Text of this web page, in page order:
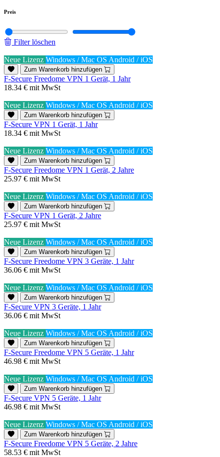
Preis
Filter löschen
Neue Lizenz Windows / Mac OS Android / iOS
Zum Warenkorb hinzufügen
F-Secure Freedome VPN 1 Gerät, 1 Jahr
18.34 € mit MwSt
Neue Lizenz Windows / Mac OS Android / iOS
Zum Warenkorb hinzufügen
F-Secure VPN 1 Gerät, 1 Jahr
18.34 € mit MwSt
Neue Lizenz Windows / Mac OS Android / iOS
Zum Warenkorb hinzufügen
F-Secure Freedome VPN 1 Gerät, 2 Jahre
25.97 € mit MwSt
Neue Lizenz Windows / Mac OS Android / iOS
Zum Warenkorb hinzufügen
F-Secure VPN 1 Gerät, 2 Jahre
25.97 € mit MwSt
Neue Lizenz Windows / Mac OS Android / iOS
Zum Warenkorb hinzufügen
F-Secure Freedome VPN 3 Geräte, 1 Jahr
36.06 € mit MwSt
Neue Lizenz Windows / Mac OS Android / iOS
Zum Warenkorb hinzufügen
F-Secure VPN 3 Geräte, 1 Jahr
36.06 € mit MwSt
Neue Lizenz Windows / Mac OS Android / iOS
Zum Warenkorb hinzufügen
F-Secure Freedome VPN 5 Geräte, 1 Jahr
46.98 € mit MwSt
Neue Lizenz Windows / Mac OS Android / iOS
Zum Warenkorb hinzufügen
F-Secure VPN 5 Geräte, 1 Jahr
46.98 € mit MwSt
Neue Lizenz Windows / Mac OS Android / iOS
Zum Warenkorb hinzufügen
F-Secure Freedome VPN 5 Geräte, 2 Jahre
58.53 € mit MwSt